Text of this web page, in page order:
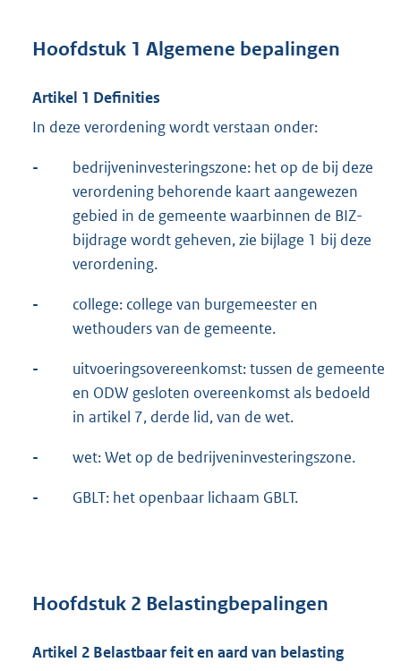
Hoofdstuk 1 Algemene bepalingen
Artikel 1 Definities
In deze verordening wordt verstaan onder:
-
bedrijveninvesteringszone: het op de bij deze
verordening behorende kaart aangewezen
gebied in de gemeente waarbinnen de BIZ-
bijdrage wordt geheven, zie bijlage 1 bij deze
verordening.
-
college: college van burgemeester en
wethouders van de gemeente.
-
uitvoeringsovereenkomst: tussen de gemeente
en ODW gesloten overeenkomst als bedoeld
in artikel 7, derde lid, van de wet.
- wet: Wet op de bedrijveninvesteringszone.
- GBLT: het openbaar lichaam GBLT.
Hoofdstuk 2 Belastingbepalingen
Artikel 2 Belastbaar feit en aard van belasting